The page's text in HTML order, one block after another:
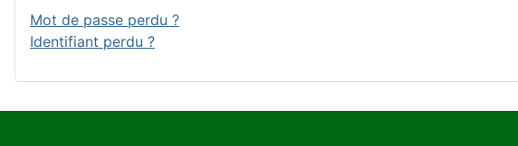
Mot de passe perdu ?
Identifiant perdu ?